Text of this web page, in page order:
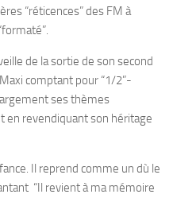
“réticences” des FM à
de la sortie de son second
comptant pour “1/2”-
ses thèmes
en revendiquant son héritage
Il reprend comme un dù le
“Il revient à ma mémoire